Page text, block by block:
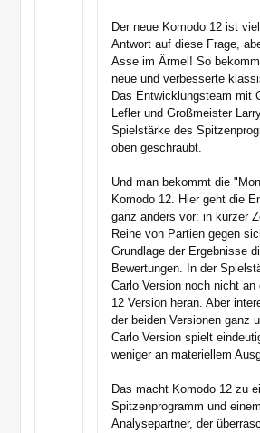
Der neue Komodo 12 ist
Antwort auf diese Frage,
Asse im Ärmel! So
neue und verbesserte
Das Entwicklungsteam mit
Lefler und Großmeister
Spielstärke des
oben geschraubt.
Und man bekommt die
Komodo 12. Hier geht die
ganz anders vor: in kurzer
Reihe von Partien gegen
Grundlage der Ergebnisse
Bewertungen. In der
Carlo Version noch nicht
12 Version heran. Aber
der beiden Versionen ganz
Carlo Version spielt
weniger an materiellem
Das macht Komodo 12 zu
Spitzenprogramm und
Analysepartner, der